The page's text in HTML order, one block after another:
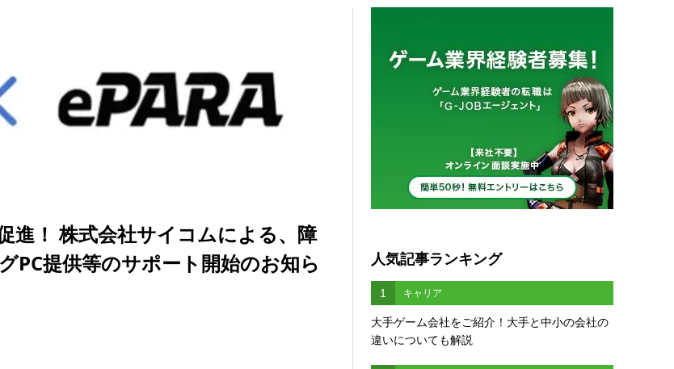
進！ 株式会社サイコムによる、障
PC提供等のサポート開始のお知ら
人気記事ランキング
1 キャリア
大手ゲーム会社をご紹介！大手と中小の会社の
違いについても解説